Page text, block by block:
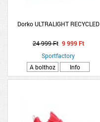
Dorko ULTRALIGHT RECYCLED
24 999 Ft 9 999 Ft
Sportfactory
A bolthoz
Info